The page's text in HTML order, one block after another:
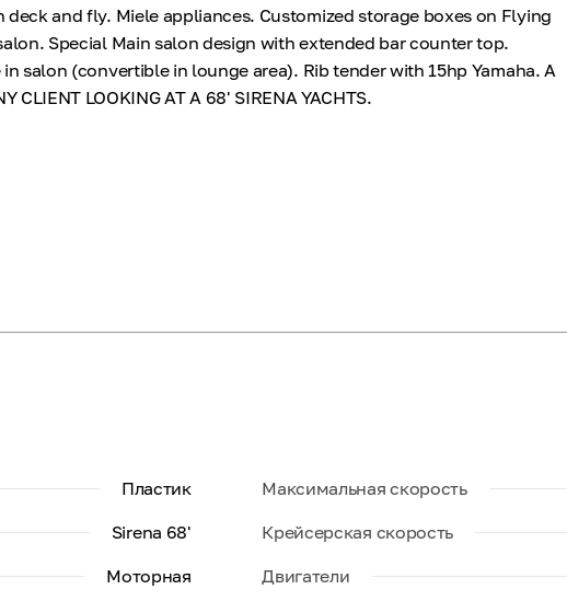
deck and fly. Miele appliances. Customized storage boxes on Flying
Special Main salon design with extended bar counter top.
salon (convertible in lounge area). Rib tender with 15hp Yamaha. A
CLIENT LOOKING AT A 68' SIRENA YACHTS.
Пластик
Sirena 68'
Моторная
Максимальная скорость
Крейсерская скорость
Двигатели